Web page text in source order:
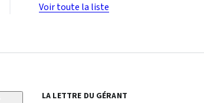
Voir toute la liste
LA LETTRE DU GÉRANT